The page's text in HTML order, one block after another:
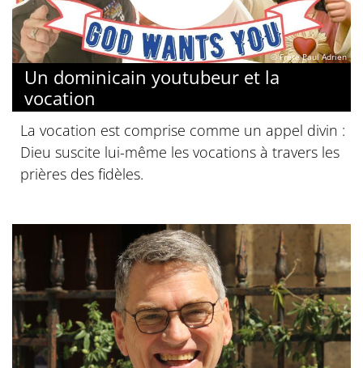
© Frère Paul Adrien
Un dominicain youtubeur et la
vocation
La vocation est comprise comme un appel divin :
Dieu suscite lui-même les vocations à travers les
prières des fidèles.